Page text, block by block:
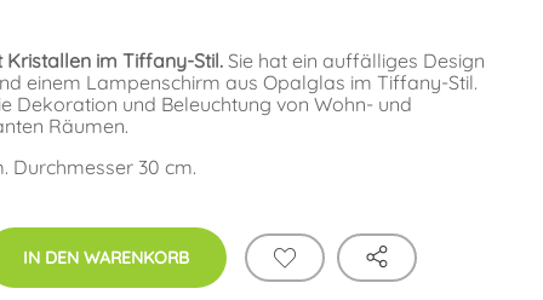
im Tiffany-Stil. Sie hat ein auffälliges Design
einem Lampenschirm aus Opalglas im Tiffany-Stil.
Dekoration und Beleuchtung von Wohn- und
Räumen.
Durchmesser 30 cm.
IN DEN WARENKORB